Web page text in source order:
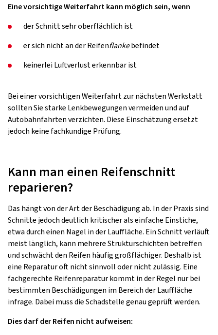
Eine vorsichtige Weiterfahrt kann möglich sein, wenn
der Schnitt sehr oberflächlich ist
er sich nicht an der Reifenflankebefindet
keinerlei Luftverlust erkennbar ist
Bei einer vorsichtigen Weiterfahrt zur nächsten Werkstatt
sollten Sie starke Lenkbewegungen vermeiden und auf
Autobahnfahrten verzichten. Diese Einschätzung ersetzt
jedoch keine fachkundige Prüfung.
Kann man einen Reifenschnitt
reparieren?
Das hängt von der Art der Beschädigung ab. In der Praxis sind
Schnitte jedoch deutlich kritischer als einfache Einstiche,
etwa durch einen Nagel in der Lauffläche. Ein Schnitt verläuft
meist länglich, kann mehrere Strukturschichten betreffen
und schwächt den Reifen häufig großflächiger. Deshalb ist
eine Reparatur oft nicht sinnvoll oder nicht zulässig. Eine
fachgerechte Reifenreparatur kommt in der Regel nur bei
bestimmten Beschädigungen im Bereich der Lauffläche
infrage. Dabei muss die Schadstelle genau geprüft werden.
Dies darf der Reifen nicht aufweisen: